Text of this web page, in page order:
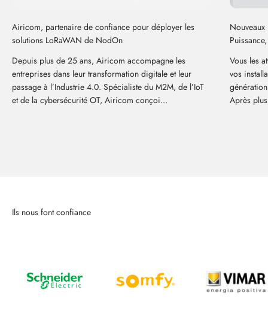
Airicom, partenaire de confiance pour déployer les
solutions LoRaWAN de NodOn
Depuis plus de 25 ans, Airicom accompagne les
entreprises dans leur transformation digitale et leur
passage à l’Industrie 4.0. Spécialiste du M2M, de l’IoT
et de la cybersécurité OT, Airicom conçoi...
Vous les
vos
Après